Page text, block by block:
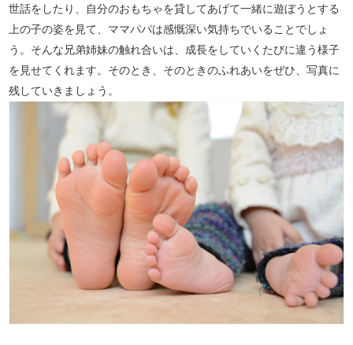
世話をしたり、自分のおもちゃを貸してあげて一緒に遊ぼうとする
上の子の姿を見て、ママパパは感慨深い気持ちでいることでしょ
う。そんな兄弟姉妹の触れ合いは、成長をしていくたびに違う様子
を見せてくれます。そのとき、そのときのふれあいをぜひ、写真に
残していきましょう。